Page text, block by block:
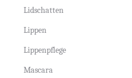
Lidschatten
Lippen
Lippenpflege
Mascara